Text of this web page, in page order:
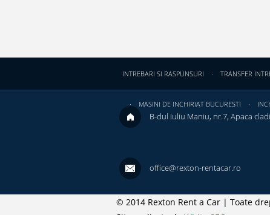
INTREBARI SI RASPUNSURI TRANSFER
MASINI DE INCHIRIAT BUCURESTI
B-dul Iuliu Maniu, nr.7, Apaca
office@rexton-rentacar.ro
© 2014 Rexton Rent a Car | Toate